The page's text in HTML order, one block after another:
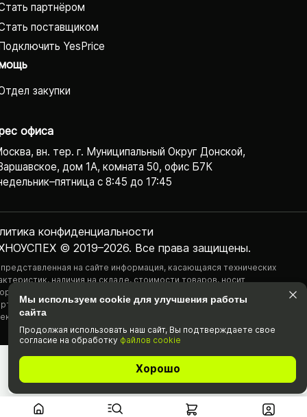
партнёром
поставщиком
YesPrice
закупки
офиса
вн. тер. г. Муниципальный Округ Донской,
дом 1А, комната 50, офис Б7К
с 8:45 до 17:45
© 2019–2026. Все права защищены.
конфиденциаль­ности
на сайте информация, касающаяся технических
наличия на складе, стоимости товаров, носит
характер и ни при каких условиях не является публичной
определяемой положениями Статьи 437(2) Гражданского
РФ.
Мы используем cookie для улучшения работы
сайта
Продолжая использовать наш cайт, Вы подтвержда­ете свое
согласие на обработку файлов cookie
Хорошо